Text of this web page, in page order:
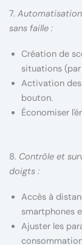
7. Automatisation
sans faille :
Création de
situations (par
Activation des
bouton.
Économiser
8. Contrôle et
doigts :
Accès à
smartphones
Ajuster les